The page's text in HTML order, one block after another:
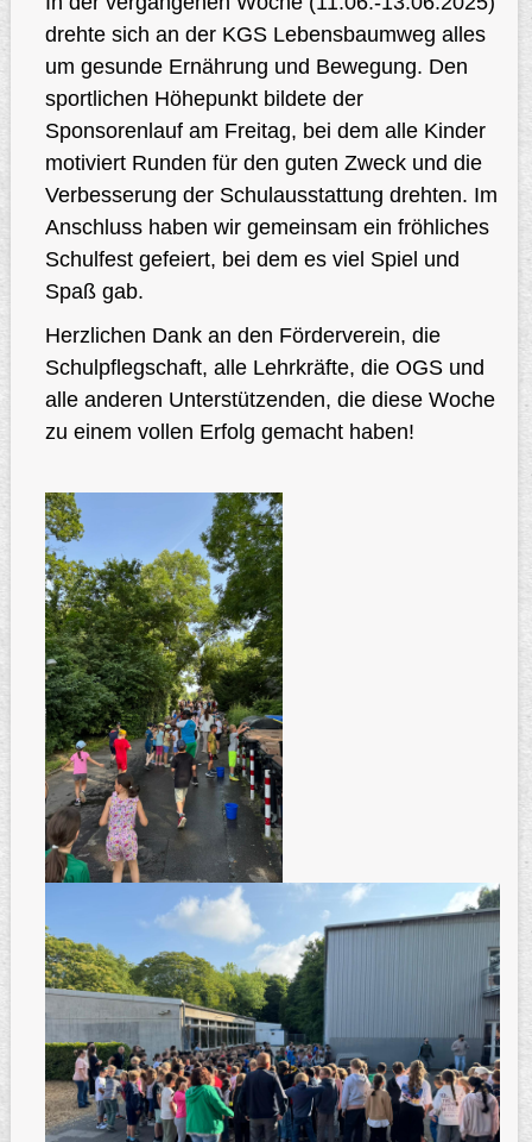
drehte sich an der KGS Lebensbaumweg alles
um gesunde Ernährung und Bewegung. Den
sportlichen Höhepunkt bildete der
Sponsorenlauf am Freitag, bei dem alle Kinder
motiviert Runden für den guten Zweck und die
Verbesserung der Schulausstattung drehten. Im
Anschluss haben wir gemeinsam ein fröhliches
Schulfest gefeiert, bei dem es viel Spiel und
Spaß gab.
Herzlichen Dank an den Förderverein, die
Schulpflegschaft, alle Lehrkräfte, die OGS und
alle anderen Unterstützenden, die diese Woche
zu einem vollen Erfolg gemacht haben!